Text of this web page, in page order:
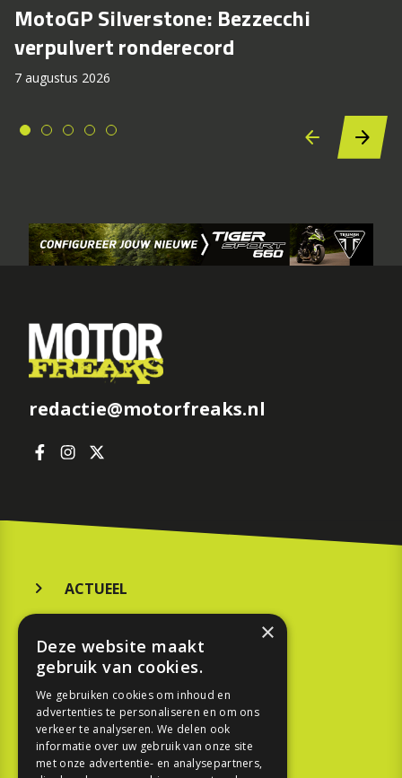
MotoGP Silverstone: Bezzecchi
verpulvert ronderecord
7 augustus 2026
redactie@motorfreaks.nl
ACTUEEL
KOOPGIDS
TESTEN
SPORT
×
Deze website maakt
gebruik van cookies.
We gebruiken cookies om inhoud en
advertenties te personaliseren en om ons
verkeer te analyseren. We delen ook
informatie over uw gebruik van onze site
met onze advertentie- en analysepartners,